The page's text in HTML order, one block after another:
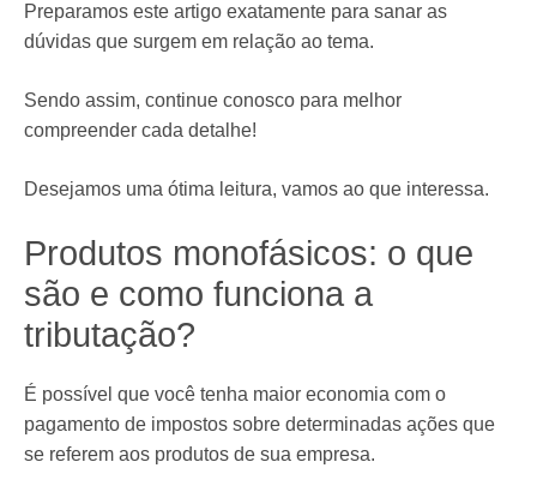
Preparamos este artigo exatamente para sanar as
dúvidas que surgem em relação ao tema.
Sendo assim, continue conosco para melhor
compreender cada detalhe!
Desejamos uma ótima leitura, vamos ao que interessa.
Produtos monofásicos: o que
são e como funciona a
tributação?
É possível que você tenha maior economia com o
pagamento de impostos sobre determinadas ações que
se referem aos produtos de sua empresa.